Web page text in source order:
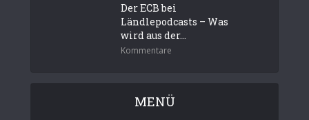
Der ECB bei
Ländlepodcasts – Was
wird aus der...
Kommentare
MENÜ